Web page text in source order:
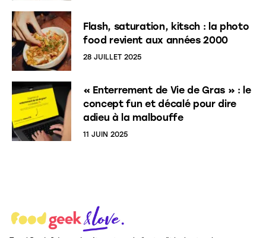
Flash, saturation, kitsch : la photo
food revient aux années 2000
28 JUILLET 2025
« Enterrement de Vie de Gras » : le
concept fun et décalé pour dire
adieu à la malbouffe
11 JUIN 2025